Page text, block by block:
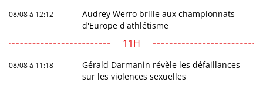
08/08 à 12:12
Audrey Werro brille aux championnats
d'Europe d'athlétisme
11H
08/08 à 11:18
Gérald Darmanin révèle les défaillances
sur les violences sexuelles